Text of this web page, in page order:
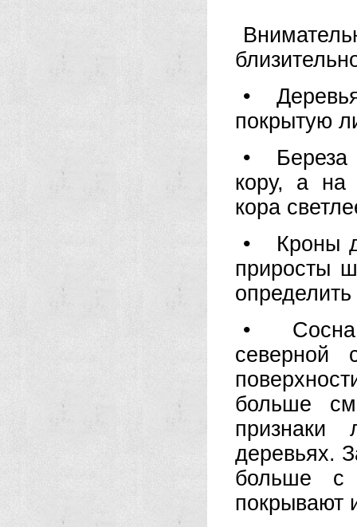
•
покрытую
• Береза
кору, а на
кора
• Кроны
приросты
• Сосна
северной
больше
признаки
деревьях.
больше с
покрывают